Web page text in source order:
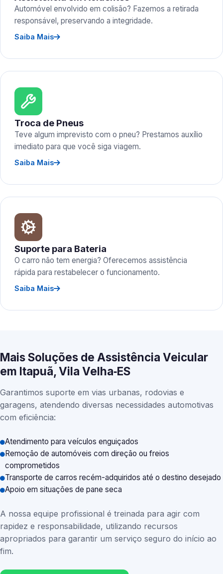
Automóvel envolvido em colisão? Fazemos a retirada
responsável, preservando a integridade.
Saiba Mais
Troca de Pneus
Teve algum imprevisto com o pneu? Prestamos auxílio
imediato para que você siga viagem.
Saiba Mais
Suporte para Bateria
O carro não tem energia? Oferecemos assistência
rápida para restabelecer o funcionamento.
Saiba Mais
Mais Soluções de Assistência Veicular
em Itapuã, Vila Velha‑ES
Garantimos suporte em vias urbanas, rodovias e
garagens, atendendo diversas necessidades automotivas
com eficiência:
Atendimento para veículos enguiçados
Remoção de automóveis com direção ou freios
comprometidos
Transporte de carros recém-adquiridos até o destino desejado
Apoio em situações de pane seca
A nossa equipe profissional é treinada para agir com
rapidez e responsabilidade, utilizando recursos
apropriados para garantir um serviço seguro do início ao
fim.